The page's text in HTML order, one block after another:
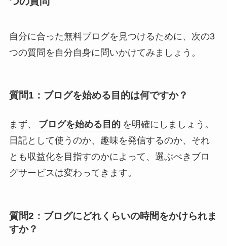
自分に合った無料ブログを見つけるために、次の3
つの質問を自分自身に問いかけてみましょう。
質問1：ブログを始める目的は何ですか？
まず、 ブログを始める目的 を明確にしましょう。
日記として使うのか、趣味を発信するのか、それ
とも収益化を目指すのかによって、選ぶべきブロ
グサービスは変わってきます。
質問2：ブログにどれくらいの時間をかけられま
すか？